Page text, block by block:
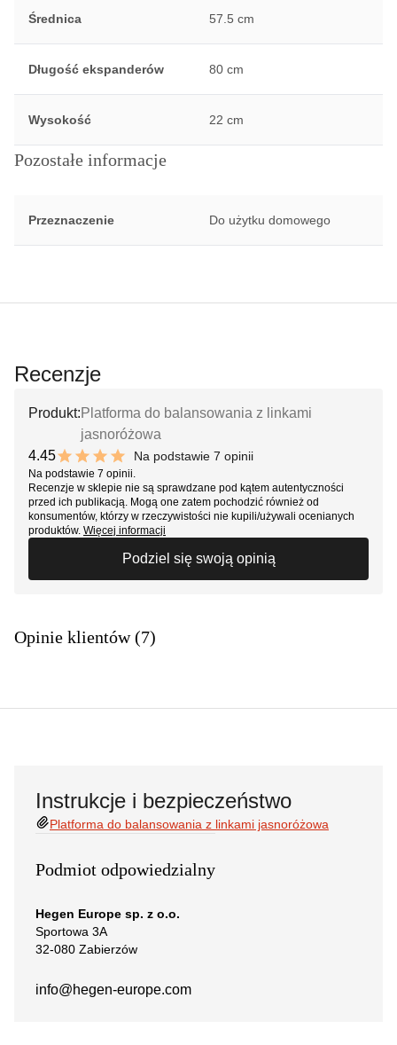
Średnica 57.5 cm
Długość ekspanderów 80 cm
Wysokość 22 cm
Pozostałe informacje
Przeznaczenie Do użytku domowego
Recenzje
Produkt: Platforma do balansowania z linkami
jasnoróżowa
4.45
8.9 out of 10 stars
Na podstawie 7 opinii
Na podstawie 7 opinii.
Recenzje w sklepie nie są sprawdzane pod kątem autentyczności
przed ich publikacją. Mogą one zatem pochodzić również od
konsumentów, którzy w rzeczywistości nie kupili/używali ocenianych
produktów. Więcej informacji
Podziel się swoją opinią
Opinie klientów (7)
Instrukcje i bezpieczeństwo
Platforma do balansowania z linkami jasnoróżowa
Podmiot odpowiedzialny
Hegen Europe sp. z o.o.
Sportowa 3A
32-080 Zabierzów
info@hegen-europe.com